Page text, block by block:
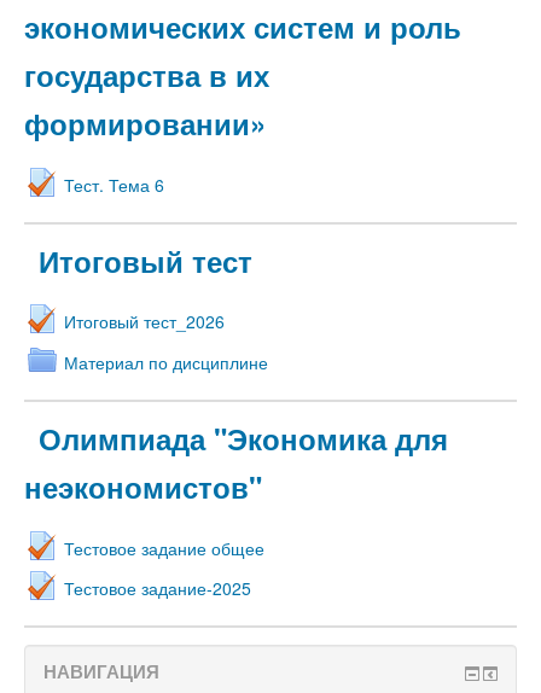
экономических систем и роль
государства в их
формировании»
Тест. Тема 6
Итоговый тест
Итоговый тест_2026
Материал по дисциплине
Олимпиада "Экономика для
неэкономистов"
Тестовое задание общее
Тестовое задание-2025
НАВИГАЦИЯ